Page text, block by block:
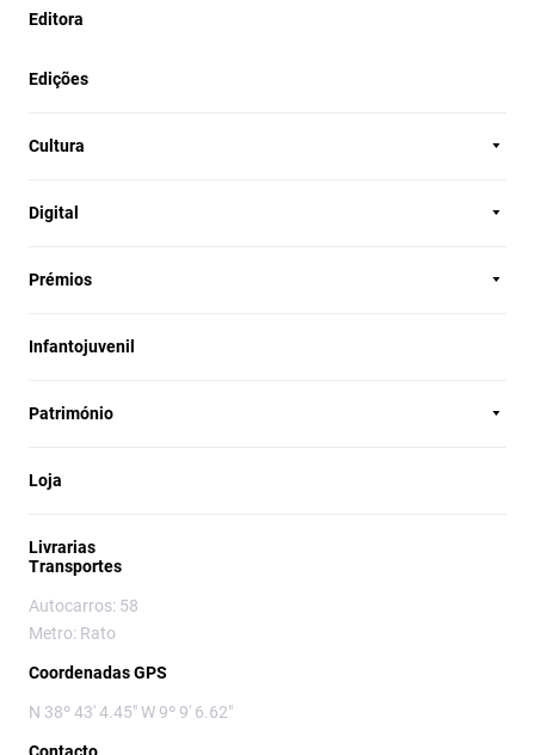
Editora
Edições
Cultura
Digital
Prémios
Infantojuvenil
Património
Loja
Livrarias
Transportes
Autocarros: 58
Metro: Rato
Coordenadas GPS
N 38º 43' 4.45" W 9º 9' 6.62"